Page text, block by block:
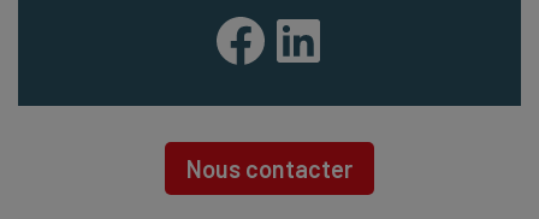
Facebook LinkedIn
Nous contacter